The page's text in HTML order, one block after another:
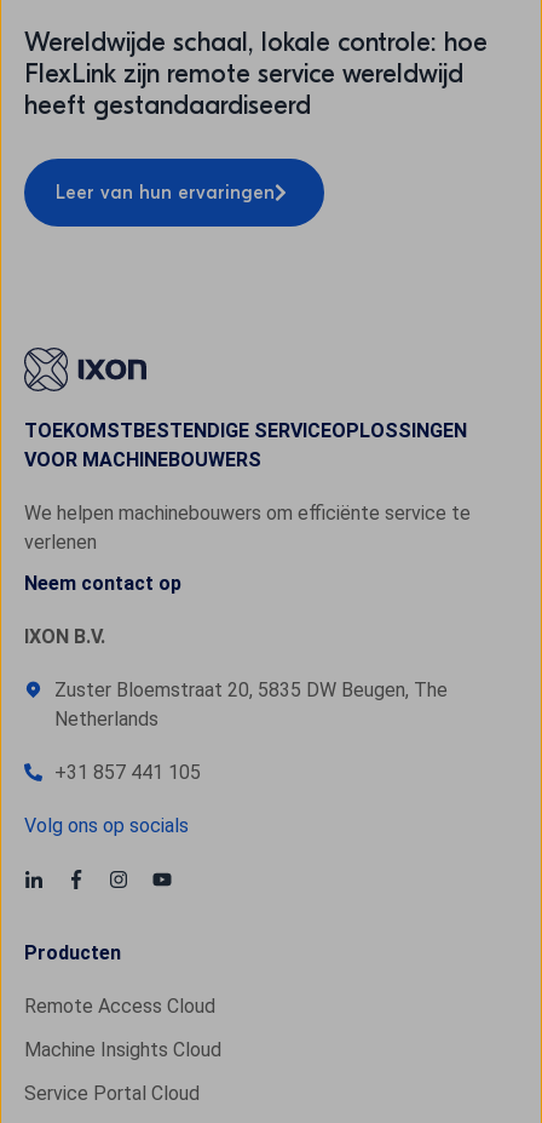
Wereldwijde schaal, lokale controle: hoe
FlexLink zijn remote service wereldwijd
heeft gestandaardiseerd
Leer van hun ervaringen
TOEKOMSTBESTENDIGE SERVICEOPLOSSINGEN
VOOR MACHINEBOUWERS
We helpen machinebouwers om efficiënte service te
verlenen
Neem contact op
IXON B.V.
Zuster Bloemstraat 20, 5835 DW Beugen, The
Netherlands
+31 857 441 105
Volg ons op socials
Producten
Remote Access Cloud
Machine Insights Cloud
Service Portal Cloud